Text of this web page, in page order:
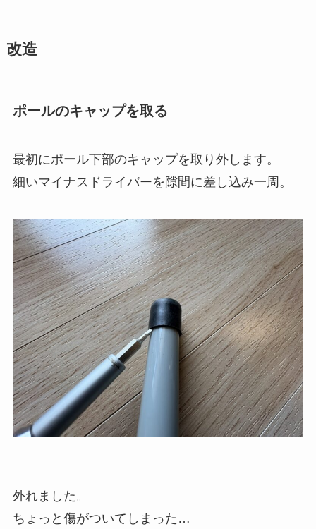
改造
ポールのキャップを取る
最初にポール下部のキャップを取り外します。
細いマイナスドライバーを隙間に差し込み一周。
外れました。
ちょっと傷がついてしまった…